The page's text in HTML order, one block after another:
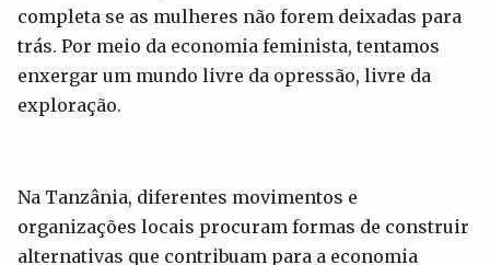
completa se as mulheres não forem deixadas para
trás. Por meio da economia feminista, tentamos
enxergar um mundo livre da opressão, livre da
exploração.
Na Tanzânia, diferentes movimentos e
organizações locais procuram formas de construir
alternativas que contribuam para a economia